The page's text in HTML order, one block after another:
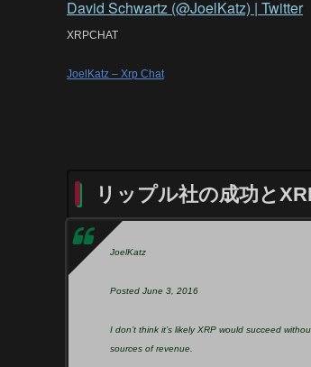
David Schwartz (@JoelKatz) | Twitter
XRPCHAT
JoelKatz – Xrp Chat
リップル社の成功と
JoelKatz
Posted June 3, 2016
I don’t think it’s likely XRP would succeed
sources of revenue.